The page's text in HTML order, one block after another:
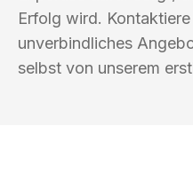
Erfolg wird.
unverbindliches
selbst von unserem